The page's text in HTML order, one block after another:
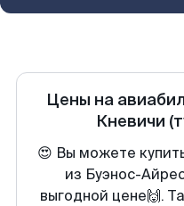
Цены на
Кневичи
😍 Вы можете
из Буэнос-
выгодной цене🙌.